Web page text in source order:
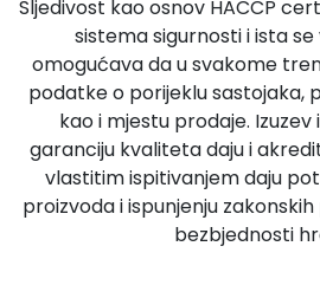
Sljedivost kao osnov HACCP
sistema sigurnosti i ista
omogućava da u svakome
podatke o porijeklu sastojaka,
kao i mjestu prodaje.
garanciju kvaliteta daju i
vlastitim ispitivanjem daju
proizvoda i ispunjenju
bezbjednosti